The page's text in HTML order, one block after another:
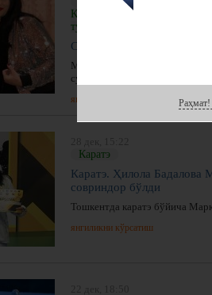
Каратэ, Стол тенниси,
турлари
Спортчилар ижтимоий
Машҳур спортчиларнинг шу
суратларини намойиш этишда
янгиликни кўрсатиш
Каратэ
Каратэ. Ҳилола Бадалова
совриндор бўлди
Тошкентда каратэ бўйича
янгиликни кўрсатиш
Раҳмат!